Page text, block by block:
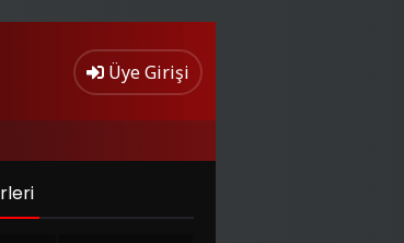
Üye Girişi